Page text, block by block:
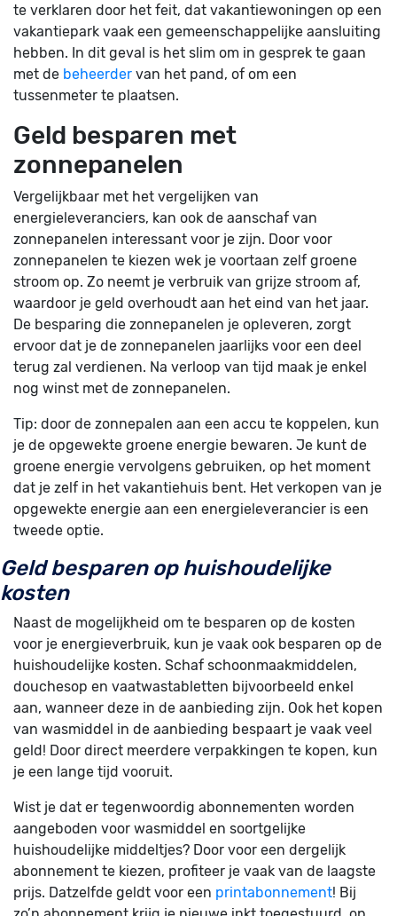
te verklaren door het feit, dat vakantiewoningen op een
vakantiepark vaak een gemeenschappelijke aansluiting
hebben. In dit geval is het slim om in gesprek te gaan
met de beheerder van het pand, of om een
tussenmeter te plaatsen.
Geld besparen met
zonnepanelen
Vergelijkbaar met het vergelijken van
energieleveranciers, kan ook de aanschaf van
zonnepanelen interessant voor je zijn. Door voor
zonnepanelen te kiezen wek je voortaan zelf groene
stroom op. Zo neemt je verbruik van grijze stroom af,
waardoor je geld overhoudt aan het eind van het jaar.
De besparing die zonnepanelen je opleveren, zorgt
ervoor dat je de zonnepanelen jaarlijks voor een deel
terug zal verdienen. Na verloop van tijd maak je enkel
nog winst met de zonnepanelen.
Tip: door de zonnepalen aan een accu te koppelen, kun
je de opgewekte groene energie bewaren. Je kunt de
groene energie vervolgens gebruiken, op het moment
dat je zelf in het vakantiehuis bent. Het verkopen van je
opgewekte energie aan een energieleverancier is een
tweede optie.
Geld besparen op huishoudelijke
kosten
Naast de mogelijkheid om te besparen op de kosten
voor je energieverbruik, kun je vaak ook besparen op de
huishoudelijke kosten. Schaf schoonmaakmiddelen,
douchesop en vaatwastabletten bijvoorbeeld enkel
aan, wanneer deze in de aanbieding zijn. Ook het kopen
van wasmiddel in de aanbieding bespaart je vaak veel
geld! Door direct meerdere verpakkingen te kopen, kun
je een lange tijd vooruit.
Wist je dat er tegenwoordig abonnementen worden
aangeboden voor wasmiddel en soortgelijke
huishoudelijke middeltjes? Door voor een dergelijk
abonnement te kiezen, profiteer je vaak van de laagste
prijs. Datzelfde geldt voor een printabonnement! Bij